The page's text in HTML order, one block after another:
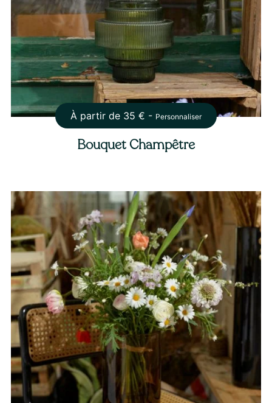
À partir de 35 € - Personnaliser
Bouquet Champêtre